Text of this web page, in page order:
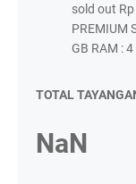
sold out
PREMIUM
GB RAM :
TOTAL
NaN